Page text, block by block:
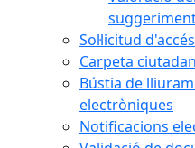
Sol·licitud
Carpeta
Bústia de
electròniques
Notificacions